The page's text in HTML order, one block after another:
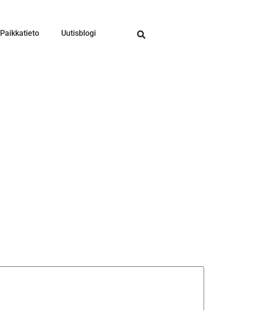
Paikkatieto Uutisblogi